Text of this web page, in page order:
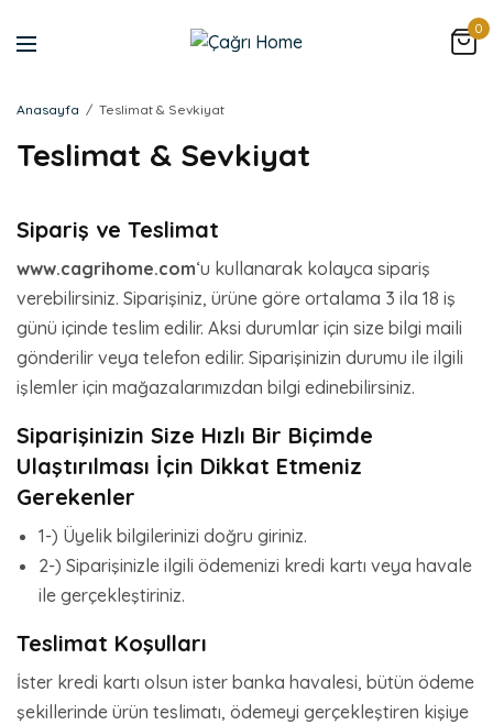
0
Anasayfa Teslimat & Sevkiyat
Teslimat & Sevkiyat
Sipariş ve Teslimat
www.cagrihome.com‘u kullanarak kolayca sipariş
verebilirsiniz. Siparişiniz, ürüne göre ortalama 3 ila 18 iş
günü içinde teslim edilir. Aksi durumlar için size bilgi maili
gönderilir veya telefon edilir. Siparişinizin durumu ile ilgili
işlemler için mağazalarımızdan bilgi edinebilirsiniz.
Siparişinizin Size Hızlı Bir Biçimde
Ulaştırılması İçin Dikkat Etmeniz
Gerekenler
1-) Üyelik bilgilerinizi doğru giriniz.
2-) Siparişinizle ilgili ödemenizi kredi kartı veya havale
ile gerçekleştiriniz.
Teslimat Koşulları
İster kredi kartı olsun ister banka havalesi, bütün ödeme
şekillerinde ürün teslimatı, ödemeyi gerçekleştiren kişiye